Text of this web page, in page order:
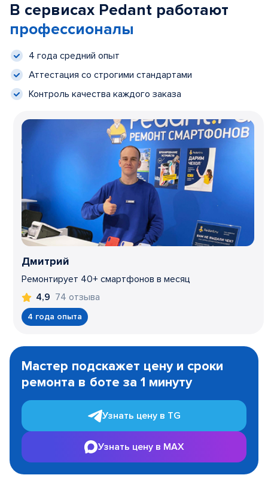
В сервисах Pedant работают
профессионалы
4 года средний опыт
Аттестация со строгими стандартами
Контроль качества каждого заказа
Дмитрий
Ремонтирует 40+ смартфонов в месяц
4,9 74 отзыва
4 года опыта
1
Мастер подскажет цену и сроки
ремонта в боте за 1 минуту
Узнать цену в TG
Узнать цену в MAX